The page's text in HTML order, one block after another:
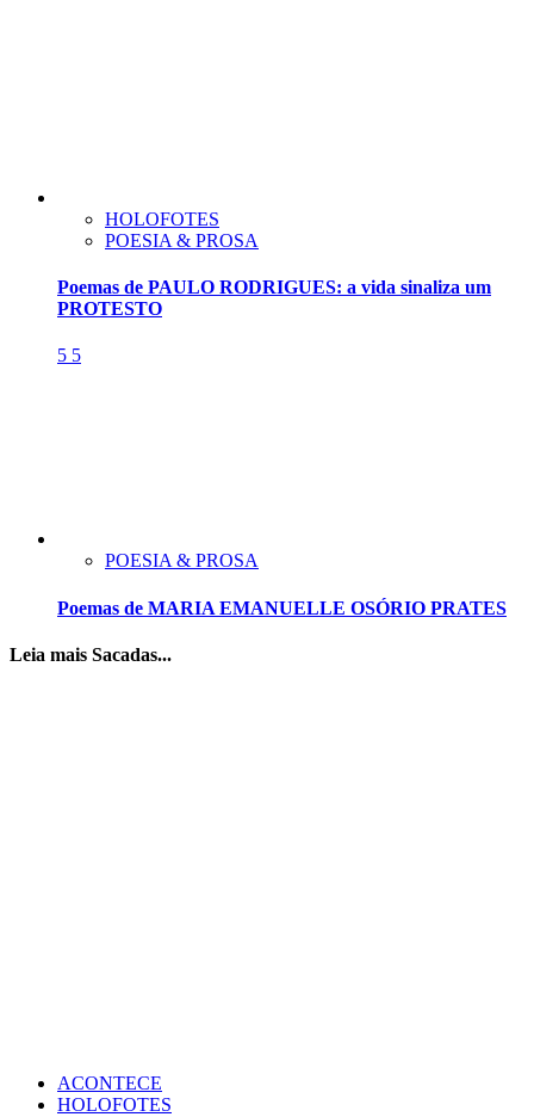
HOLOFOTES
POESIA & PROSA
Poemas de PAULO RODRIGUES: a vida sinaliza um
PROTESTO
5 5
POESIA & PROSA
Poemas de MARIA EMANUELLE OSÓRIO PRATES
Leia mais Sacadas...
ACONTECE
HOLOFOTES